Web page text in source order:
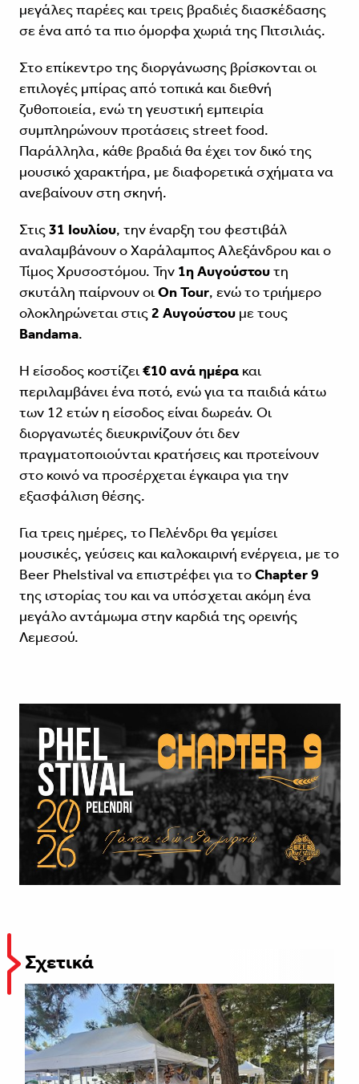
μεγάλες παρέες και τρεις βραδιές διασκέδασης
σε ένα από τα πιο όμορφα χωριά της Πιτσιλιάς.
Στο επίκεντρο της διοργάνωσης βρίσκονται οι
επιλογές μπίρας από τοπικά και διεθνή
ζυθοποιεία, ενώ τη γευστική εμπειρία
συμπληρώνουν προτάσεις street food.
Παράλληλα, κάθε βραδιά θα έχει τον δικό της
μουσικό χαρακτήρα, με διαφορετικά σχήματα να
ανεβαίνουν στη σκηνή.
Στις 31 Ιουλίου, την έναρξη του φεστιβάλ
αναλαμβάνουν ο Χαράλαμπος Αλεξάνδρου και ο
Τίμος Χρυσοστόμου. Την 1η Αυγούστουτη
σκυτάλη παίρνουν οιOn Tour, ενώ το τριήμερο
ολοκληρώνεται στις 2 Αυγούστουμε τους
Bandama.
Η είσοδος κοστίζει€10 ανά ημέρακαι
περιλαμβάνει ένα ποτό, ενώ για τα παιδιά κάτω
των 12 ετών η είσοδος είναι δωρεάν. Οι
διοργανωτές διευκρινίζουν ότι δεν
πραγματοποιούνται κρατήσεις και προτείνουν
στο κοινό να προσέρχεται έγκαιρα για την
εξασφάλιση θέσης.
Για τρεις ημέρες, το Πελένδρι θα γεμίσει
μουσικές, γεύσεις και καλοκαιρινή ενέργεια, με το
Beer Phelstival να επιστρέφει για τοChapter 9
της ιστορίας του και να υπόσχεται ακόμη ένα
μεγάλο αντάμωμα στην καρδιά της ορεινής
Λεμεσού.
Σχετικά